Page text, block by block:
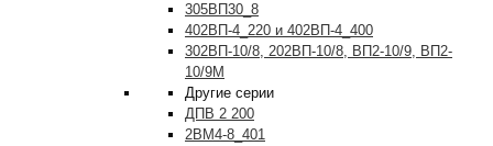
305ВП30_8
402ВП-4_220 и 402ВП-4_400
302ВП-10/8, 202ВП-10/8, ВП2-10/9, ВП2-
10/9М
Другие серии
ДПВ 2 200
2ВМ4-8_401